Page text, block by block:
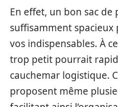
En effet, un bon sac de
suffisamment
vos indispensables. À
trop petit pourrait
cauchemar logistique.
proposent même